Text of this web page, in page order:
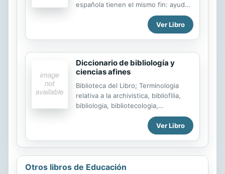
española tienen el mismo fin: ayudar
a redactar bien y con propiedad a
quienes diariamente han de
enfrentarse con una cuartilla en
vacía. La primera parte se propone
ofrecer al lector los elementos
básicos para conseguir una
redacción correcta con sujeción a las
exigencias del lenguaje normativo
por un lado y de la escritura
científica por otro. Se afrontan las
normas para dominar el trabajo
documental (fuentes de consulta,
referencias bibliográficas...
Ver Libro
Diccionario de bibliología y
ciencias afines
Biblioteca del Libro; Terminologia
relativa a la archivistica, bibliofilia,
bibliologia, bibliotecologia,
biblioteconomia, codicologia,
documentologia, ecdotica, epigrafia,
hermeneutica, incunabulogia,
lexicografia, paleografia, papirologia,
etc.
Ver Libro
Otros libros de Educación